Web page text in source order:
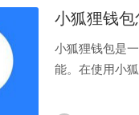
小狐狸钱
小狐狸钱包是
能。在使用小